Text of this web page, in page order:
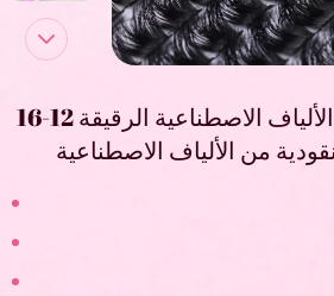
رموش عنقودية من الألياف الاصطناعية الرقيقة 12-16